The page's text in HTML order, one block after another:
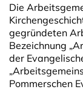
Die
gegründeten
Bezeichnung
der
Pommerschen